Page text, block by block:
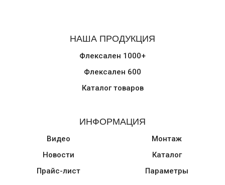
НАША ПРОДУКЦИЯ
Флексален 1000+
Флексален 600
Каталог товаров
ИНФОРМАЦИЯ
Видео
Новости
Прайс-лист
Монтаж
Каталог
Параметры